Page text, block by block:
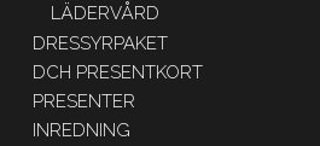
LÄDERVÅRD
DRESSYRPAKET
DCH PRESENTKORT
PRESENTER
INREDNING